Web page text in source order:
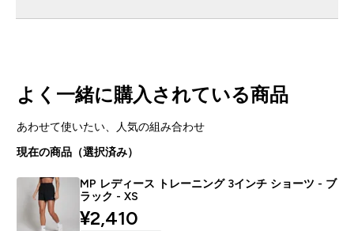
よく一緒に購入されている商品
あわせて使いたい、人気の組み合わせ
現在の商品（選択済み）
MP レディース トレーニング 3インチ ショーツ - ブ
ラック - XS
discounted price
¥2,410‎